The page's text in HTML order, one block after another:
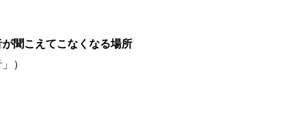
聞こえてこなくなる場所
）